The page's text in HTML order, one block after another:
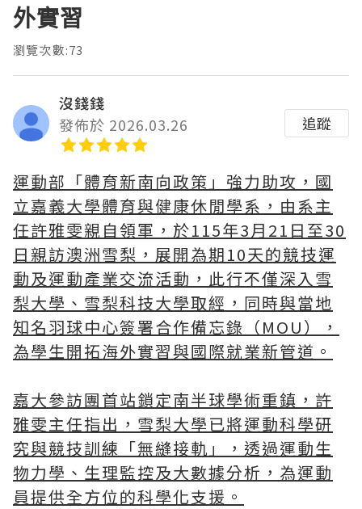
外實習
瀏覽次數:73
沒錢錢
發佈於 2026.03.26
追蹤
運動部「體育新南向政策」強力助攻，國
立嘉義大學體育與健康休閒學系，由系主
任許雅雯親自領軍，於115年3月21日至30
日親訪澳洲雪梨，展開為期10天的競技運
動及運動產業交流活動，此行不僅深入雪
梨大學、雪梨科技大學取經，同時與當地
知名羽球中心簽署合作備忘錄（MOU），
為學生開拓海外實習與國際就業新管道。
嘉大參訪團首站鎖定南半球學術重鎮，許
雅雯主任指出，雪梨大學已將運動科學研
究與競技訓練「無縫接軌」，透過運動生
物力學、生理監控及大數據分析，為運動
員提供全方位的科學化支援。